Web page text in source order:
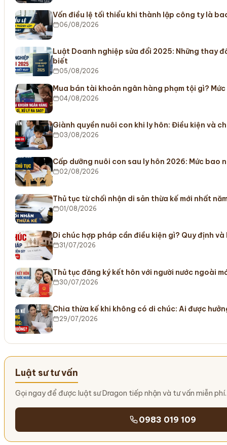
Vốn điều lệ tối thiểu khi thành lập công ty là
06/08/2026
Luật Doanh nghiệp sửa đổi 2025: Những thay
biết
05/08/2026
Mua bán tài khoản ngân hàng phạm tội gì?
04/08/2026
Giành quyền nuôi con khi ly hôn: Điều kiện và
03/08/2026
Cấp dưỡng nuôi con sau ly hôn 2026: Mức bao
02/08/2026
Thủ tục từ chối nhận di sản thừa kế mới nhất
01/08/2026
Di chúc hợp pháp cần điều kiện gì? Quy định và
31/07/2026
Thủ tục đăng ký kết hôn với người nước ngoài
30/07/2026
Chia thừa kế khi không có di chúc: Ai được
29/07/2026
Luật sư tư vấn
Gọi ngay để được luật sư Dragon tiếp nhận và tư vấn miễn phí.
0983 019 109